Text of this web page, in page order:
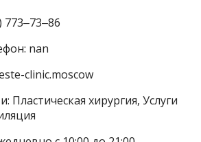
773‒73‒86
nan
clinic.moscow
Пластическая хирургия, Услуги